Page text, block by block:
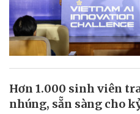
Hơn 1.000 sinh viên
nhúng, sẵn sàng cho